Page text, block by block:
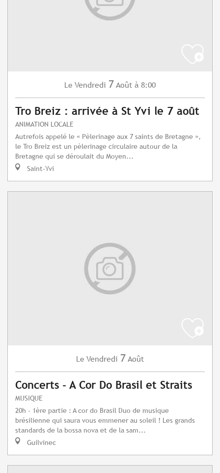
Le Vendredi 7 Août à 8:00
Tro Breiz : arrivée à St Yvi le 7 août
ANIMATION LOCALE
Autrefois appelé le « Pèlerinage aux 7 saints de Bretagne »,
le Tro Breiz est un pèlerinage circulaire autour de la
Bretagne qui se déroulait du Moyen...
Saint-Yvi
Le Vendredi 7 Août
Concerts - A Cor Do Brasil et Straits
MUSIQUE
20h - 1ère partie : A cor do Brasil Duo de musique
brésilienne qui saura vous emmener au soleil ! Les grands
standards de la bossa nova et de la sam...
Guilvinec